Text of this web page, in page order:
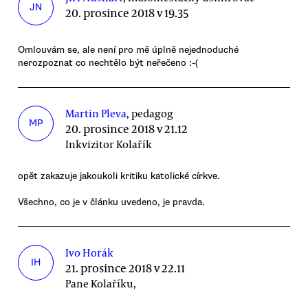
JN 20. prosince 2018 v 19.35
Omlouvám se, ale není pro mě úplně nejednoduché
nerozpoznat co nechtělo být neřečeno :-(
MP
Martin Pleva, pedagog
20. prosince 2018 v 21.12
Inkvizitor Kolařík
opět zakazuje jakoukoli kritiku katolické církve.
Všechno, co je v článku uvedeno, je pravda.
IH
Ivo Horák
21. prosince 2018 v 22.11
Pane Kolaříku,